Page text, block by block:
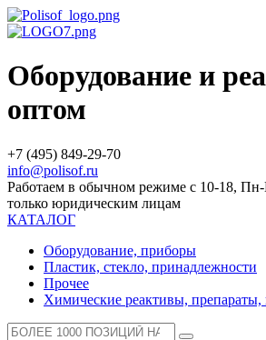
Оборудование и
оптом
+7 (495) 849-29-70
info@polisof.ru
Работаем в обычном режиме с 10-18,
только юридическим лицам
КАТАЛОГ
Оборудование, приборы
Пластик, стекло, принадлежности
Прочее
Химические реактивы, препараты,